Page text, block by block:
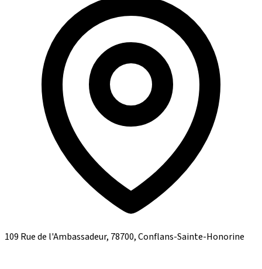
109 Rue de l'Ambassadeur, 78700, Conflans-Sainte-Honorine